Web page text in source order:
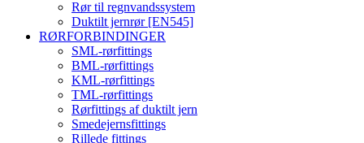
Rør til regnvandssystem
Duktilt jernrør [EN545]
RØRFORBINDINGER
SML-rørfittings
BML-rørfittings
KML-rørfittings
TML-rørfittings
Rørfittings af duktilt jern
Smedejernsfittings
Rillede fittings